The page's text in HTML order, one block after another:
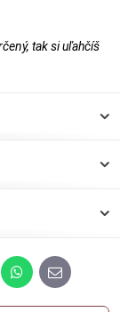
tak si uľahčíš
WhatsApp
E-
mail